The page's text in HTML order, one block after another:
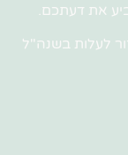
את דעתכם.
לעלות בשנה"ל